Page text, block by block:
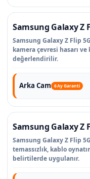
Samsung Galaxy Z
Samsung Galaxy Z Flip
kamera çevresi hasarı
değerlendirilir.
Arka Cam 6 Ay Garanti
Samsung Galaxy Z
Samsung Galaxy Z Flip
temassızlık, kablo
belirtilerde uygulanır.